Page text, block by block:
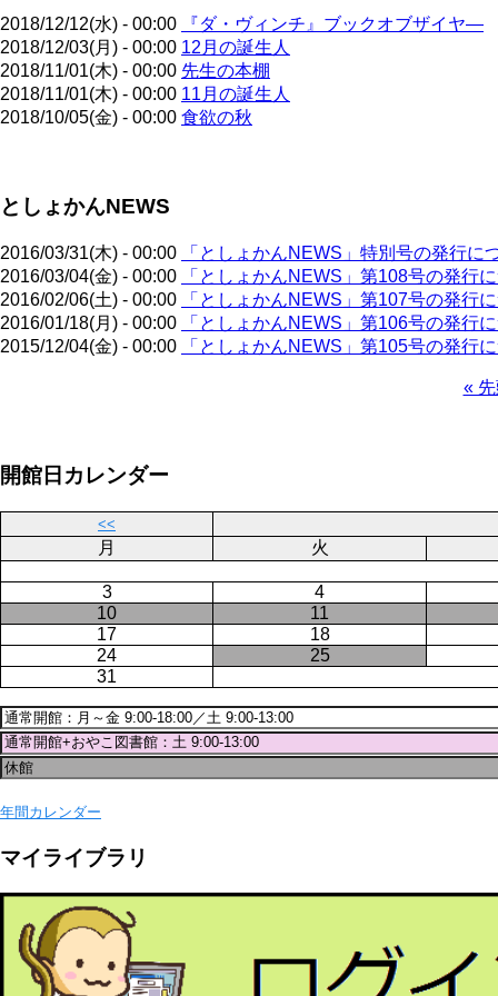
2018/12/12(水) - 00:00
『ダ・ヴィンチ』ブックオブザイヤ―
2018/12/03(月) - 00:00 12月の誕生人
2018/11/01(木) - 00:00 先生の本棚
2018/11/01(木) - 00:00 11月の誕生人
2018/10/05(金) - 00:00 食欲の秋
ー
送
り
としょかんNEWS
2016/03/31(木) - 00:00
「としょかんNEWS」特別号の発行に
2016/03/04(金) - 00:00
「としょかんNEWS」第108号の発行
2016/02/06(土) - 00:00
「としょかんNEWS」第107号の発行
2016/01/18(月) - 00:00
「としょかんNEWS」第106号の発行
2015/12/04(金) - 00:00
「としょかんNEWS」第105号の発行
送
先
«
開館日カレンダー
<<
月 火
3
4
10
11
17
18
24
25
31
年間カレンダー
マイライブラリ